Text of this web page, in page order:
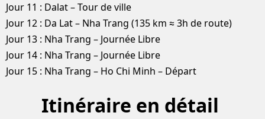
Jour 11 : Dalat – Tour de ville
Jour 12 : Da Lat – Nha Trang (135 km ≈ 3h de route)
Jour 13 : Nha Trang – Journée Libre
Jour 14 : Nha Trang – Journée Libre
Jour 15 : Nha Trang – Ho Chi Minh – Départ
Itinéraire en détail